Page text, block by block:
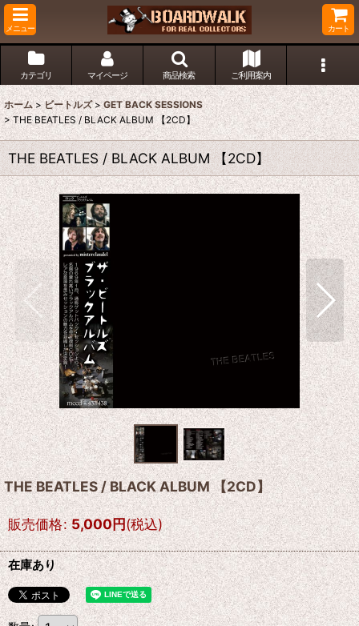
メニュー カート
カテゴリ マイページ 商品検索 ご利用案内
ホーム > ビートルズ > GET BACK SESSIONS
> THE BEATLES / BLACK ALBUM 【2CD】
THE BEATLES / BLACK ALBUM 【2CD】
THE BEATLES / BLACK ALBUM 【2CD】
販売価格: 5,000円(税込)
在庫あり